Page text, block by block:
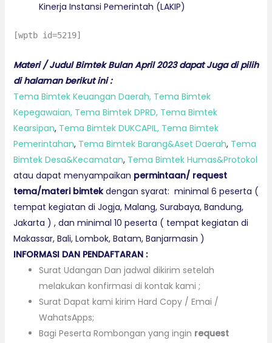
Kinerja Instansi Pemerintah (LAKIP)
[wptb id=5219]
Materi / Judul Bimtek Bulan April 2023 dapat Juga di pilih
di halaman berikut ini :
Tema Bimtek Keuangan Daerah, Tema Bimtek
Kepegawaian, Tema Bimtek DPRD, Tema Bimtek
Kearsipan, Tema Bimtek DUKCAPIL, Tema Bimtek
Pemerintahan, Tema Bimtek Barang&Aset Daerah, Tema
Bimtek Desa&Kecamatan, Tema Bimtek Humas&Protokol
atau dapat menyampaikan permintaan/ request
tema/materi bimtekdengan syarat: minimal 6 peserta (
tempat kegiatan di Jogja, Malang, Surabaya, Bandung,
Jakarta ) , dan minimal 10 peserta ( tempat kegiatan di
Makassar, Bali, Lombok, Batam, Banjarmasin )
INFORMASI DAN PENDAFTARAN :
Surat Udangan Dan jadwal dikirim setelah
melakukan konfirmasi di kontak kami ;
Surat Dapat kami kirim Hard Copy / Emai /
WahatsApps;
Bagi Peserta Rombongan yang ingin request